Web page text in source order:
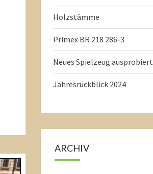
Holzstämme
Primex BR 218 286-3
Neues Spielzeug ausprobiert
Jahresrückblick 2024
ARCHIV